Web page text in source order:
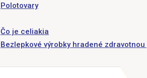
Polotovary
Čo je celiakia
Bezlepkové výrobky hradené zdravotnou